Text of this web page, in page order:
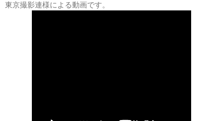
東京撮影連様による動画です。